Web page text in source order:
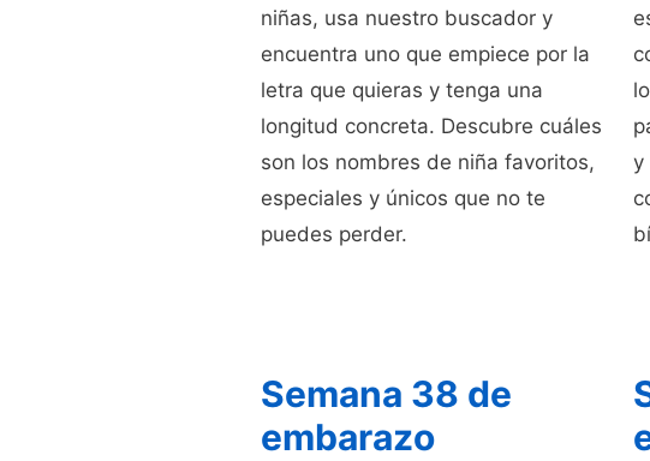
niñas, usa nuestro buscador y
encuentra uno que empiece por la
letra que quieras y tenga una
longitud concreta. Descubre cuáles
son los nombres de niña favoritos,
especiales y únicos que no te
puedes perder.
y
Semana 38 de
embarazo